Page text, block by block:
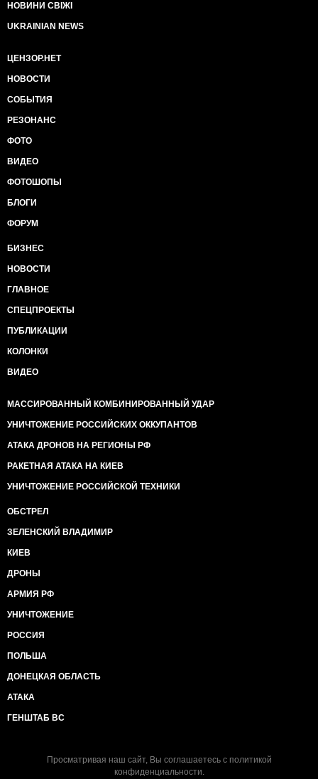
НОВИНИ СВІЖІ
UKRAINIAN NEWS
ЦЕНЗОР.НЕТ
НОВОСТИ
СОБЫТИЯ
РЕЗОНАНС
ФОТО
ВИДЕО
ФОТОШОПЫ
БЛОГИ
ФОРУМ
БИЗНЕС
НОВОСТИ
ГЛАВНОЕ
СПЕЦПРОЕКТЫ
ПУБЛИКАЦИИ
КОЛОНКИ
ВИДЕО
МАССИРОВАННЫЙ КОМБИНИРОВАННЫЙ УДАР
УНИЧТОЖЕНИЕ РОССИЙСКИХ ОККУПАНТОВ
АТАКА ДРОНОВ НА РЕГИОНЫ РФ
РАКЕТНАЯ АТАКА НА КИЕВ
УНИЧТОЖЕНИЕ РОССИЙСКОЙ ТЕХНИКИ
ОБСТРЕЛ
ЗЕЛЕНСКИЙ ВЛАДИМИР
КИЕВ
ДРОНЫ
АРМИЯ РФ
УНИЧТОЖЕНИЕ
РОССИЯ
ПОЛЬША
ДОНЕЦКАЯ ОБЛАСТЬ
АТАКА
ГЕНШТАБ ВС
Просматривая наш сайт, Вы соглашаетесь с политикой
конфиденциальности.